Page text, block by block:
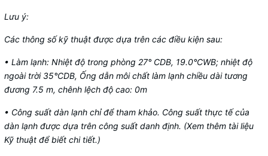
Lưu ý:
Các thông số kỹ thuật được dựa trên các điều kiện sau:
• Làm lạnh: Nhiệt độ trong phòng 27° CDB, 19.0°CWB; nhiệt độ
ngoài trời 35°CDB, Ống dẫn môi chất làm lạnh chiều dài tương
đương 7.5 m, chênh lệch độ cao: 0m
• Công suất dàn lạnh chỉ để tham khảo. Công suất thực tế của
dàn lạnh được dựa trên công suất danh định. (Xem thêm tài liệu
Kỹ thuật để biết chi tiết.)